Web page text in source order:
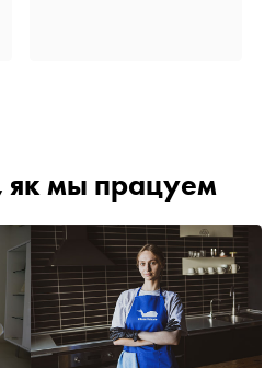
як мы працуем